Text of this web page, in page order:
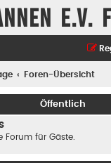
e.V.
Foren-Übersicht
Öffentlich
Forum für Gäste.